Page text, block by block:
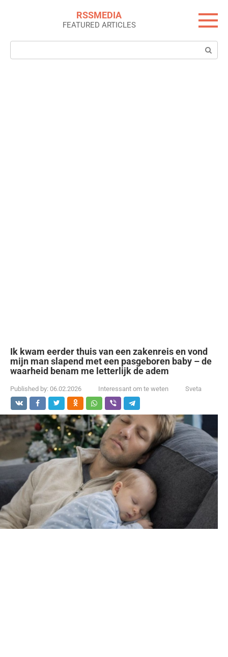
RSSMEDIA
FEATURED ARTICLES
Search:
Ik kwam eerder thuis van een zakenreis en vond
mijn man slapend met een pasgeboren baby – de
waarheid benam me letterlijk de adem
Published by: 06.02.2026 Interessant om te weten Sveta